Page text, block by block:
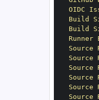
OIDC
Build
Build
Runner
Source
Source
Source
Source